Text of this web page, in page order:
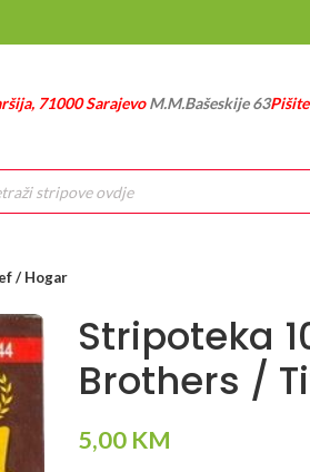
71000 SarajevoM.M.Bašeskije 63
/ Hogar
Stripoteka
Brothers /
5,00 KM